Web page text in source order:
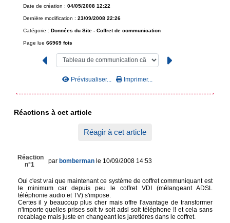
Date de création : 04/05/2008 12:22
Dernière modification : 23/09/2008 22:26
Catégorie : Données du Site - Coffret de communication
Page lue 66969 fois
Prévisualiser... Imprimer...
Réactions à cet article
Réagir à cet article
Réaction
n°1
par bomberman le 10/09/2008 14:53
Oui c'est vrai que maintenant ce système de coffret communiquant est
le minimum car depuis peu le coffret VDI (mélangeant ADSL
téléphonie audio et TV) s'impose.
Certes il y beaucoup plus cher mais offre l'avantage de transformer
n'importe quelles prises soit tv soit adsl soit téléphone !! et cela sans
recablage mais juste en changeant les jaretières dans le coffret.